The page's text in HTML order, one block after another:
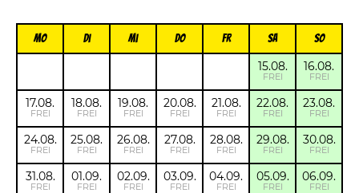
Mo Di Mi Do FR Sa So
15.08.
FREI
16.08.
FREI
17.08.
FREI
18.08.
FREI
19.08.
FREI
20.08.
FREI
21.08.
FREI
22.08.
FREI
23.08.
FREI
24.08.
FREI
25.08.
FREI
26.08.
FREI
27.08.
FREI
28.08.
FREI
29.08.
FREI
30.08.
FREI
31.08.
FREI
01.09.
FREI
02.09.
FREI
03.09.
FREI
04.09.
FREI
05.09.
FREI
06.09.
FREI